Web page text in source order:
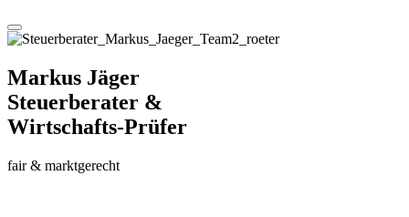
Markus Jäger
Steuerberater &
Wirtschafts-Prüfer
fair & marktgerecht